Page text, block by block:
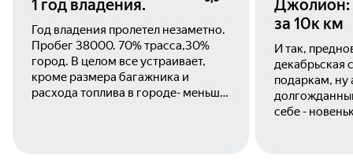
1 год владения.
Год владения пролетел незаметно.
Пробег 38000. 70% трасса,30%
город. В целом все устраивает,
кроме размера багажника и
расхода топлива в городе- меньше
Джолион:
за 10к км
И так,
декабрьская
подаркам, ну
себе -